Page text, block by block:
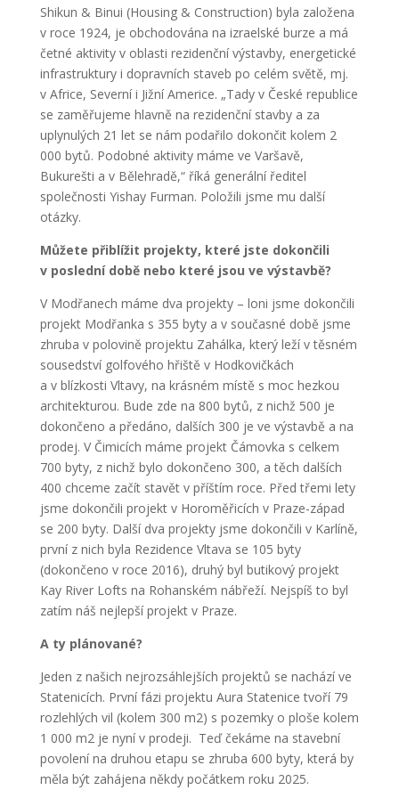
Shikun & Binui (Housing & Construction) byla založena
v roce 1924, je obchodována na izraelské burze a má
četné aktivity v oblasti rezidenční výstavby, energetické
infrastruktury i dopravních staveb po celém světě, mj.
v Africe, Severní i Jižní Americe. „Tady v České republice
se zaměřujeme hlavně na rezidenční stavby a za
uplynulých 21 let se nám podařilo dokončit kolem 2
000 bytů. Podobné aktivity máme ve Varšavě,
Bukurešti a v Bělehradě,“ říká generální ředitel
společnosti Yishay Furman. Položili jsme mu další
otázky.
Můžete přiblížit projekty, které jste dokončili
v poslední době nebo které jsou ve výstavbě?
V Modřanech máme dva projekty – loni jsme dokončili
projekt Modřanka s 355 byty a v současné době jsme
zhruba v polovině projektu Zahálka, který leží v těsném
sousedství golfového hřiště v Hodkovičkách
a v blízkosti Vltavy, na krásném místě s moc hezkou
architekturou. Bude zde na 800 bytů, z nichž 500 je
dokončeno a předáno, dalších 300 je ve výstavbě a na
prodej. V Čimicích máme projekt Čámovka s celkem
700 byty, z nichž bylo dokončeno 300, a těch dalších
400 chceme začít stavět v příštím roce. Před třemi lety
jsme dokončili projekt v Horoměřicích v Praze-západ
se 200 byty. Další dva projekty jsme dokončili v Karlíně,
první z nich byla Rezidence Vltava se 105 byty
(dokončeno v roce 2016), druhý byl butikový projekt
Kay River Lofts na Rohanském nábřeží. Nejspíš to byl
zatím náš nejlepší projekt v Praze.
A ty plánované?
Jeden z našich nejrozsáhlejších projektů se nachází ve
Statenicích. První fázi projektu Aura Statenice tvoří 79
rozlehlých vil (kolem 300 m2) s pozemky o ploše kolem
1 000 m2je nyní v prodeji. Teď čekáme na stavební
povolení na druhou etapu se zhruba 600 byty, která by
měla být zahájena někdy počátkem roku 2025.